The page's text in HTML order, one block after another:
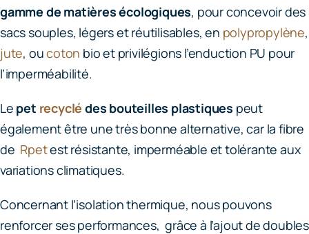
gamme de matières écologiques, pour concevoir des
sacs souples, légers et réutilisables, en polypropylène,
jute, oucoton bio et privilégions l’enduction PU pour
l’imperméabilité.
Le pet recyclé des bouteilles plastiques peut
également être une très bonne alternative, car la fibre
de Rpetest résistante, imperméable et tolérante aux
variations climatiques.
Concernant l’isolation thermique, nous pouvons
renforcer ses performances, grâce à l’ajout de doubles